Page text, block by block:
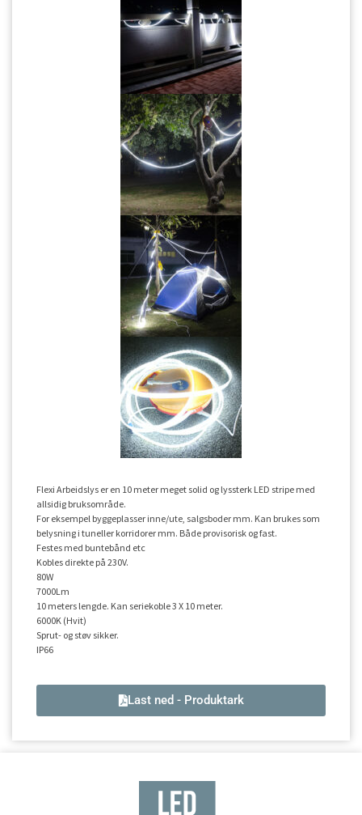
Flexi Arbeidslys er en 10 meter meget solid og lyssterk LED stripe med
allsidig bruksområde.
For eksempel byggeplasser inne/ute, salgsboder mm. Kan brukes som
belysning i tuneller korridorer mm. Både provisorisk og fast.
Festes med buntebånd etc
Kobles direkte på 230V.
80W
7000Lm
10 meters lengde. Kan seriekoble 3 X 10 meter.
6000K (Hvit)
Sprut- og støv sikker.
IP66
Last ned - Produktark